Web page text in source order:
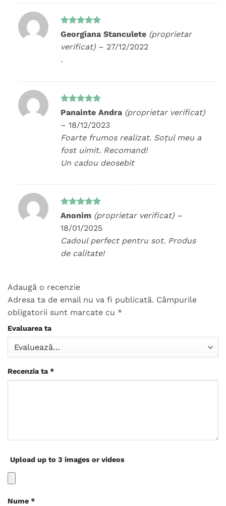
Evaluat la
din 5
Georgiana Stanculete (proprietar
verificat) – 27/12/2022
.
Evaluat la
Panainte Andra (proprietar verificat)
– 18/12/2023
Foarte frumos realizat. Soțul meu a
fost uimit. Recomand!
Un cadou deosebit
Evaluat la
Anonim (proprietar verificat) –
18/01/2025
Cadoul perfect pentru sot. Produs
de calitate!
Adaugă o recenzie
Adresa ta de email nu va fi publicată. Câmpurile
obligatorii sunt marcate cu *
Evaluarea ta
Recenzia ta *
Upload up to 3 images or videos
Nume *